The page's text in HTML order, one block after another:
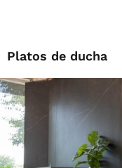
Platos de ducha